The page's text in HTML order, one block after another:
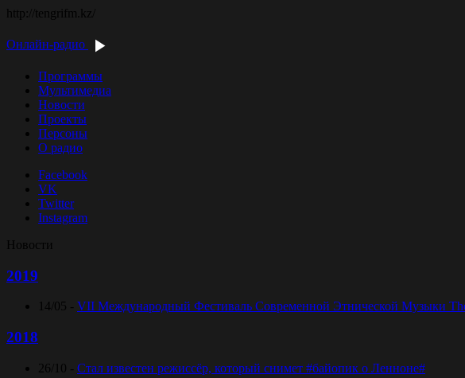
http://tengrifm.kz/
Онлайн-радио
Программы
Мультимедиа
Новости
Проекты
Персоны
О радио
Facebook
VK
Twitter
Instagram
Новости
2019
14/05 - VII Международный Фестиваль Современной Этнической Музыки
2018
26/10 - Стал известен режиссёр, который снимет #байопик о Ленноне#